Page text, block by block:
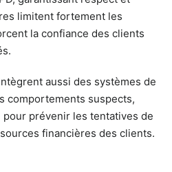
limitent fortement les
la confiance des clients
aussi des systèmes de
comportements suspects,
prévenir les tentatives de
financières des clients.